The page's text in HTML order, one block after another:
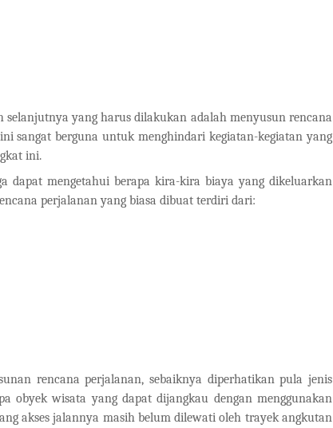
selanjutnya yang harus dilakukan adalah menyusun rencana
sangat berguna untuk menghindari kegiatan-kegiatan yang
ini.
dapat mengetahui berapa kira-kira biaya yang dikeluarkan
perjalanan yang biasa dibuat terdiri dari:
rencana perjalanan, sebaiknya diperhatikan pula jenis
obyek wisata yang dapat dijangkau dengan menggunakan
akses jalannya masih belum dilewati oleh trayek angkutan